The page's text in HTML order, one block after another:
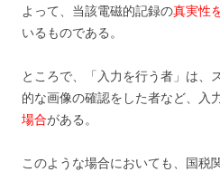
よって、当該電磁的記録の真実性
いるものである。
ところで、「入力を行う者」は、
的な画像の確認をした者など、入
場合がある。
このような場合においても、国税